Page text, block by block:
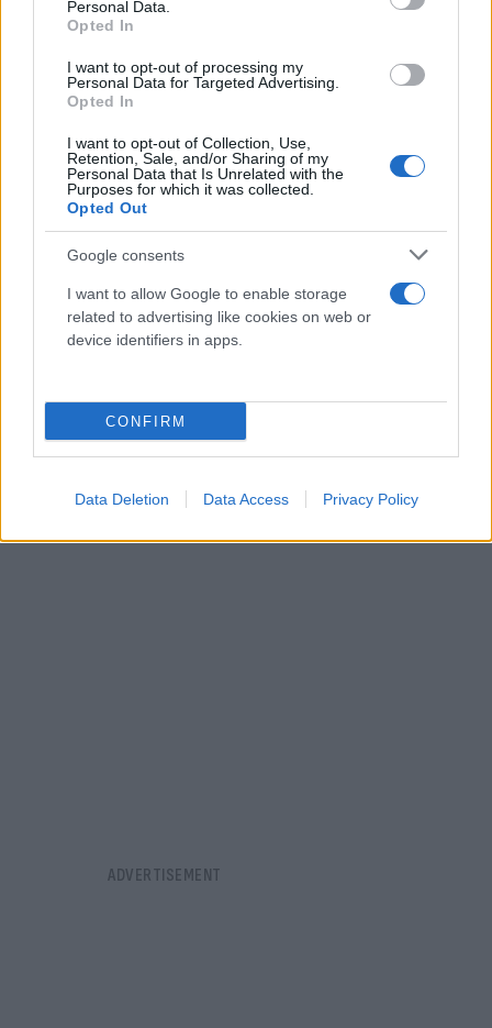
Personal Data.
Opted In
I want to opt-out of processing my
Personal Data for Targeted Advertising.
Opted In
I want to opt-out of Collection, Use,
Retention, Sale, and/or Sharing of my
Personal Data that Is Unrelated with the
Purposes for which it was collected.
Opted Out
Google consents
I want to allow Google to enable storage
related to advertising like cookies on web or
device identifiers in apps.
CONFIRM
Data Deletion Data Access Privacy Policy
κλήσεις προς τους καταναλωτές - Σε ισχύ νέος
νόμος